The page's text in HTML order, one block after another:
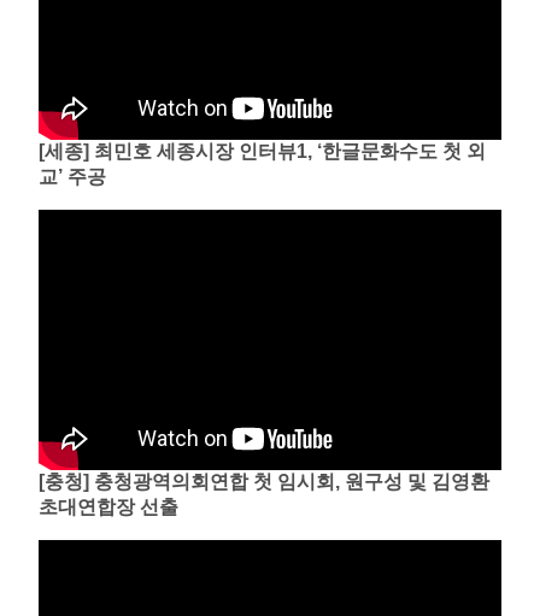
[세종] 최민호 세종시장 인터뷰1, ‘한글문화수도 첫 외
교’ 주공
[충청] 충청광역의회연합 첫 임시회, 원구성 및 김영환
초대연합장 선출